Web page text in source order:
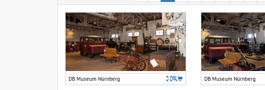
DB Museum Nürnberg DB Museum Nürnberg